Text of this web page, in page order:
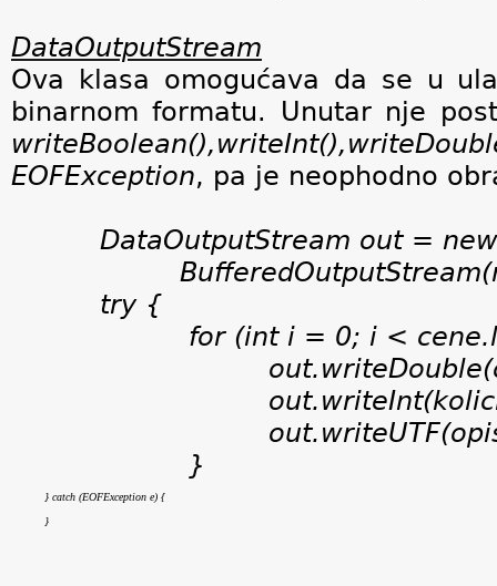
DataOutputStream
Ova klasa omogućava da se u
binarnom formatu. Unutar nje
EOFException, pa je neophodno
DataOutputStream out =
try {
for (int i = 0; i <
}
} catch (EOFException e) {
}